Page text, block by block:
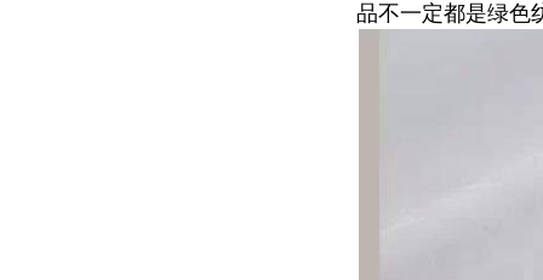
品不一定都是绿色